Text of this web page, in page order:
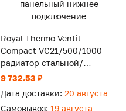
Royal Thermo Ventil
Compact VC21/500/1000
радиатор стальной/
панельный нижнее
9 732.53 ₽
Дата доставки: 20 августа
Самовывоз: 19 августа